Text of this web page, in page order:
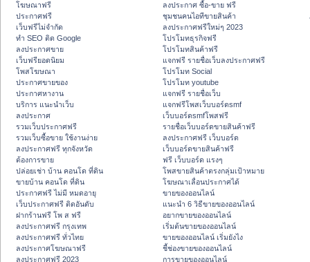
โฆษณาฟรี
ประกาศฟรี
เว็บฟรีไม่จำกัด
ทำ SEO ติด Google
ลงประกาศขาย
เว็บฟรียอดนิยม
โพสโฆษณา
ประกาศขายของ
ประกาศหางาน
บริการ แนะนำเว็บ
ลงประกาศ
รวมเว็บประกาศฟรี
รวมเว็บซื้อขาย ใช้งานง่าย
ลงประกาศฟรี ทุกจังหวัด
ต้องการขาย
ปล่อยเช่า บ้าน คอนโด ที่ดิน
ขายบ้าน คอนโด ที่ดิน
ประกาศฟรี ไม่มี หมดอายุ
เว็บประกาศฟรี ติดอันดับ
ฝากร้านฟรี โพ ส ฟรี
ลงประกาศฟรี กรุงเทพ
ลงประกาศฟรี ทั่วไทย
ลงประกาศโฆษณาฟรี
ลงประกาศฟรี 2023
ลงประกาศ ซื้อ-ขาย ฟรี
ชุมชนคนไอทีขายสินค้า
ลงประกาศฟรีใหม่ๆ 2023
โปรโมทธุรกิจฟรี
โปรโมทสินค้าฟรี
แจกฟรี รายชื่อเว็บลงประกาศฟรี
โปรโมท Social
โปรโมท youtube
แจกฟรี รายชื่อเว็บ
แจกฟรีโพสเว็บบอร์ดsmf
เว็บบอร์ดsmfโพสฟรี
รายชื่อเว็บบอร์ดขายสินค้าฟรี
ลงประกาศฟรี เว็บบอร์ด
เว็บบอร์ดขายสินค้าฟรี
ฟรี เว็บบอร์ด แรงๆ
โพสขายสินค้าตรงกลุ่มเป้าหมาย
โฆษณาเลื่อนประกาศได้
ขายของออนไลน์
แนะนำ 6 วิธีขายของออนไลน์
อยากขายของออนไลน์
เริ่มต้นขายของออนไลน์
ขายของออนไลน์ เริ่มยังไง
ชี้ช่องขายของออนไลน์
การขายของออนไลน์